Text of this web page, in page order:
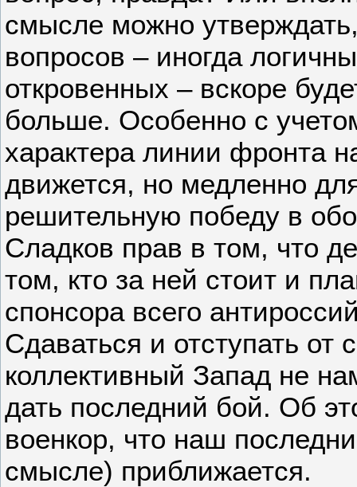
смысле можно
вопросов – иногда
откровенных – вскоре
больше. Особенно с
характера линии фронта
движется, но медленно
решительную победу в
Сладков прав в том, что
том, кто за ней стоит и
спонсора всего
Сдаваться и отступать от
коллективный Запад не
дать последний бой. Об
военкор, что наш
смысле) приближается.